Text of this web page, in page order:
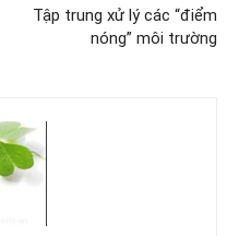
Tập trung xử lý các “điểm
nóng” môi trường